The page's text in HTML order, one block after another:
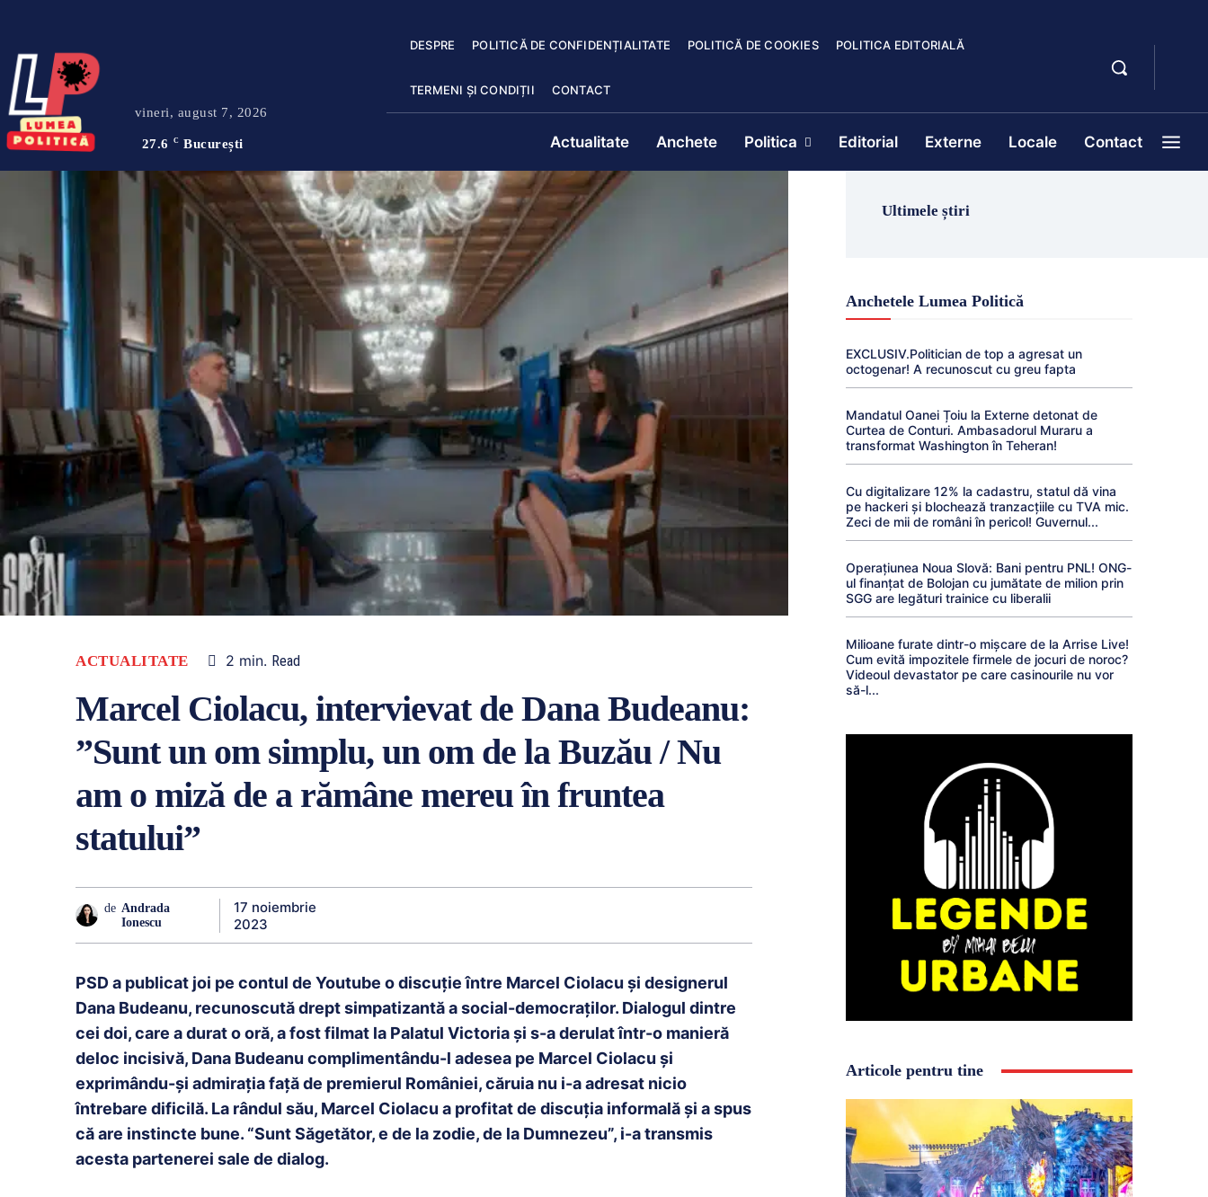
vineri, august 7, 2026
27.6 C București
DESPRE POLITICĂ DE CONFIDENȚIALITATE POLITICĂ DE COOKIES POLITICA EDITORIALĂ
TERMENI ȘI CONDIȚII CONTACT
Actualitate Anchete Politica Editorial Externe Locale Contact
ACTUALITATE 2 min. Read
Marcel Ciolacu, intervievat de Dana Budeanu:
”Sunt un om simplu, un om de la Buzău / Nu
am o miză de a rămâne mereu în fruntea
statului”
de Andrada
Ionescu
17 noiembrie
2023
PSD a publicat joi pe contul de Youtube o discuție între Marcel Ciolacu și designerul
Dana Budeanu, recunoscută drept simpatizantă a social-democraților. Dialogul dintre
cei doi, care a durat o oră, a fost filmat la Palatul Victoria și s-a derulat într-o manieră
deloc incisivă, Dana Budeanu complimentându-l adesea pe Marcel Ciolacu și
exprimându-și admirația față de premierul României, căruia nu i-a adresat nicio
întrebare dificilă. La rândul său, Marcel Ciolacu a profitat de discuția informală și a spus
că are instincte bune. “Sunt Săgetător, e de la zodie, de la Dumnezeu”, i-a transmis
acesta partenerei sale de dialog.
Ultimele știri
Anchetele Lumea Politică
EXCLUSIV.Politician de top a agresat un
octogenar! A recunoscut cu greu fapta
Mandatul Oanei Țoiu la Externe detonat de
Curtea de Conturi. Ambasadorul Muraru a
transformat Washington în Teheran!
Cu digitalizare 12% la cadastru, statul dă vina
pe hackeri și blochează tranzacțiile cu TVA mic.
Zeci de mii de români în pericol! Guvernul...
Operațiunea Noua Slovă: Bani pentru PNL! ONG-
ul finanțat de Bolojan cu jumătate de milion prin
SGG are legături trainice cu liberalii
Milioane furate dintr-o mișcare de la Arrise Live!
Cum evită impozitele firmele de jocuri de noroc?
Videoul devastator pe care casinourile nu vor
să-l...
Articole pentru tine